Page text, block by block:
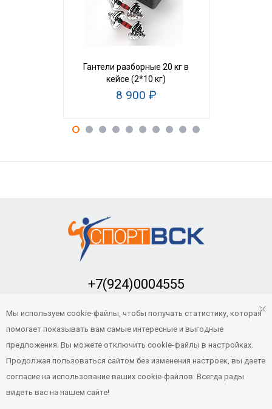
Гантели разборные 20 кг в
кейсе (2*10 кг)
8 900 ₽
+7(924)0004555
sport-vsk@mail.ru
Продвижение и сопровождение
Мы используем cookie-файлы, чтобы получать статистику, которая
помогает показывать вам самые интересные и выгодные
предложения. Вы можете отключить cookie-файлы в настройках.
Продолжая пользоваться сайтом без изменения настроек, вы даете
согласие на использование ваших cookie-файлов. Всегда рады
видеть вас на нашем сайте!